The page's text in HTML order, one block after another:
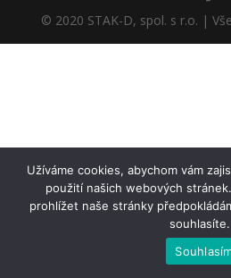
© 2020 STAK-D, spol. s r.o. |
Užíváme cookies, abychom vám
použití našich webových
prohlížet naše stránky
souhlasíte.